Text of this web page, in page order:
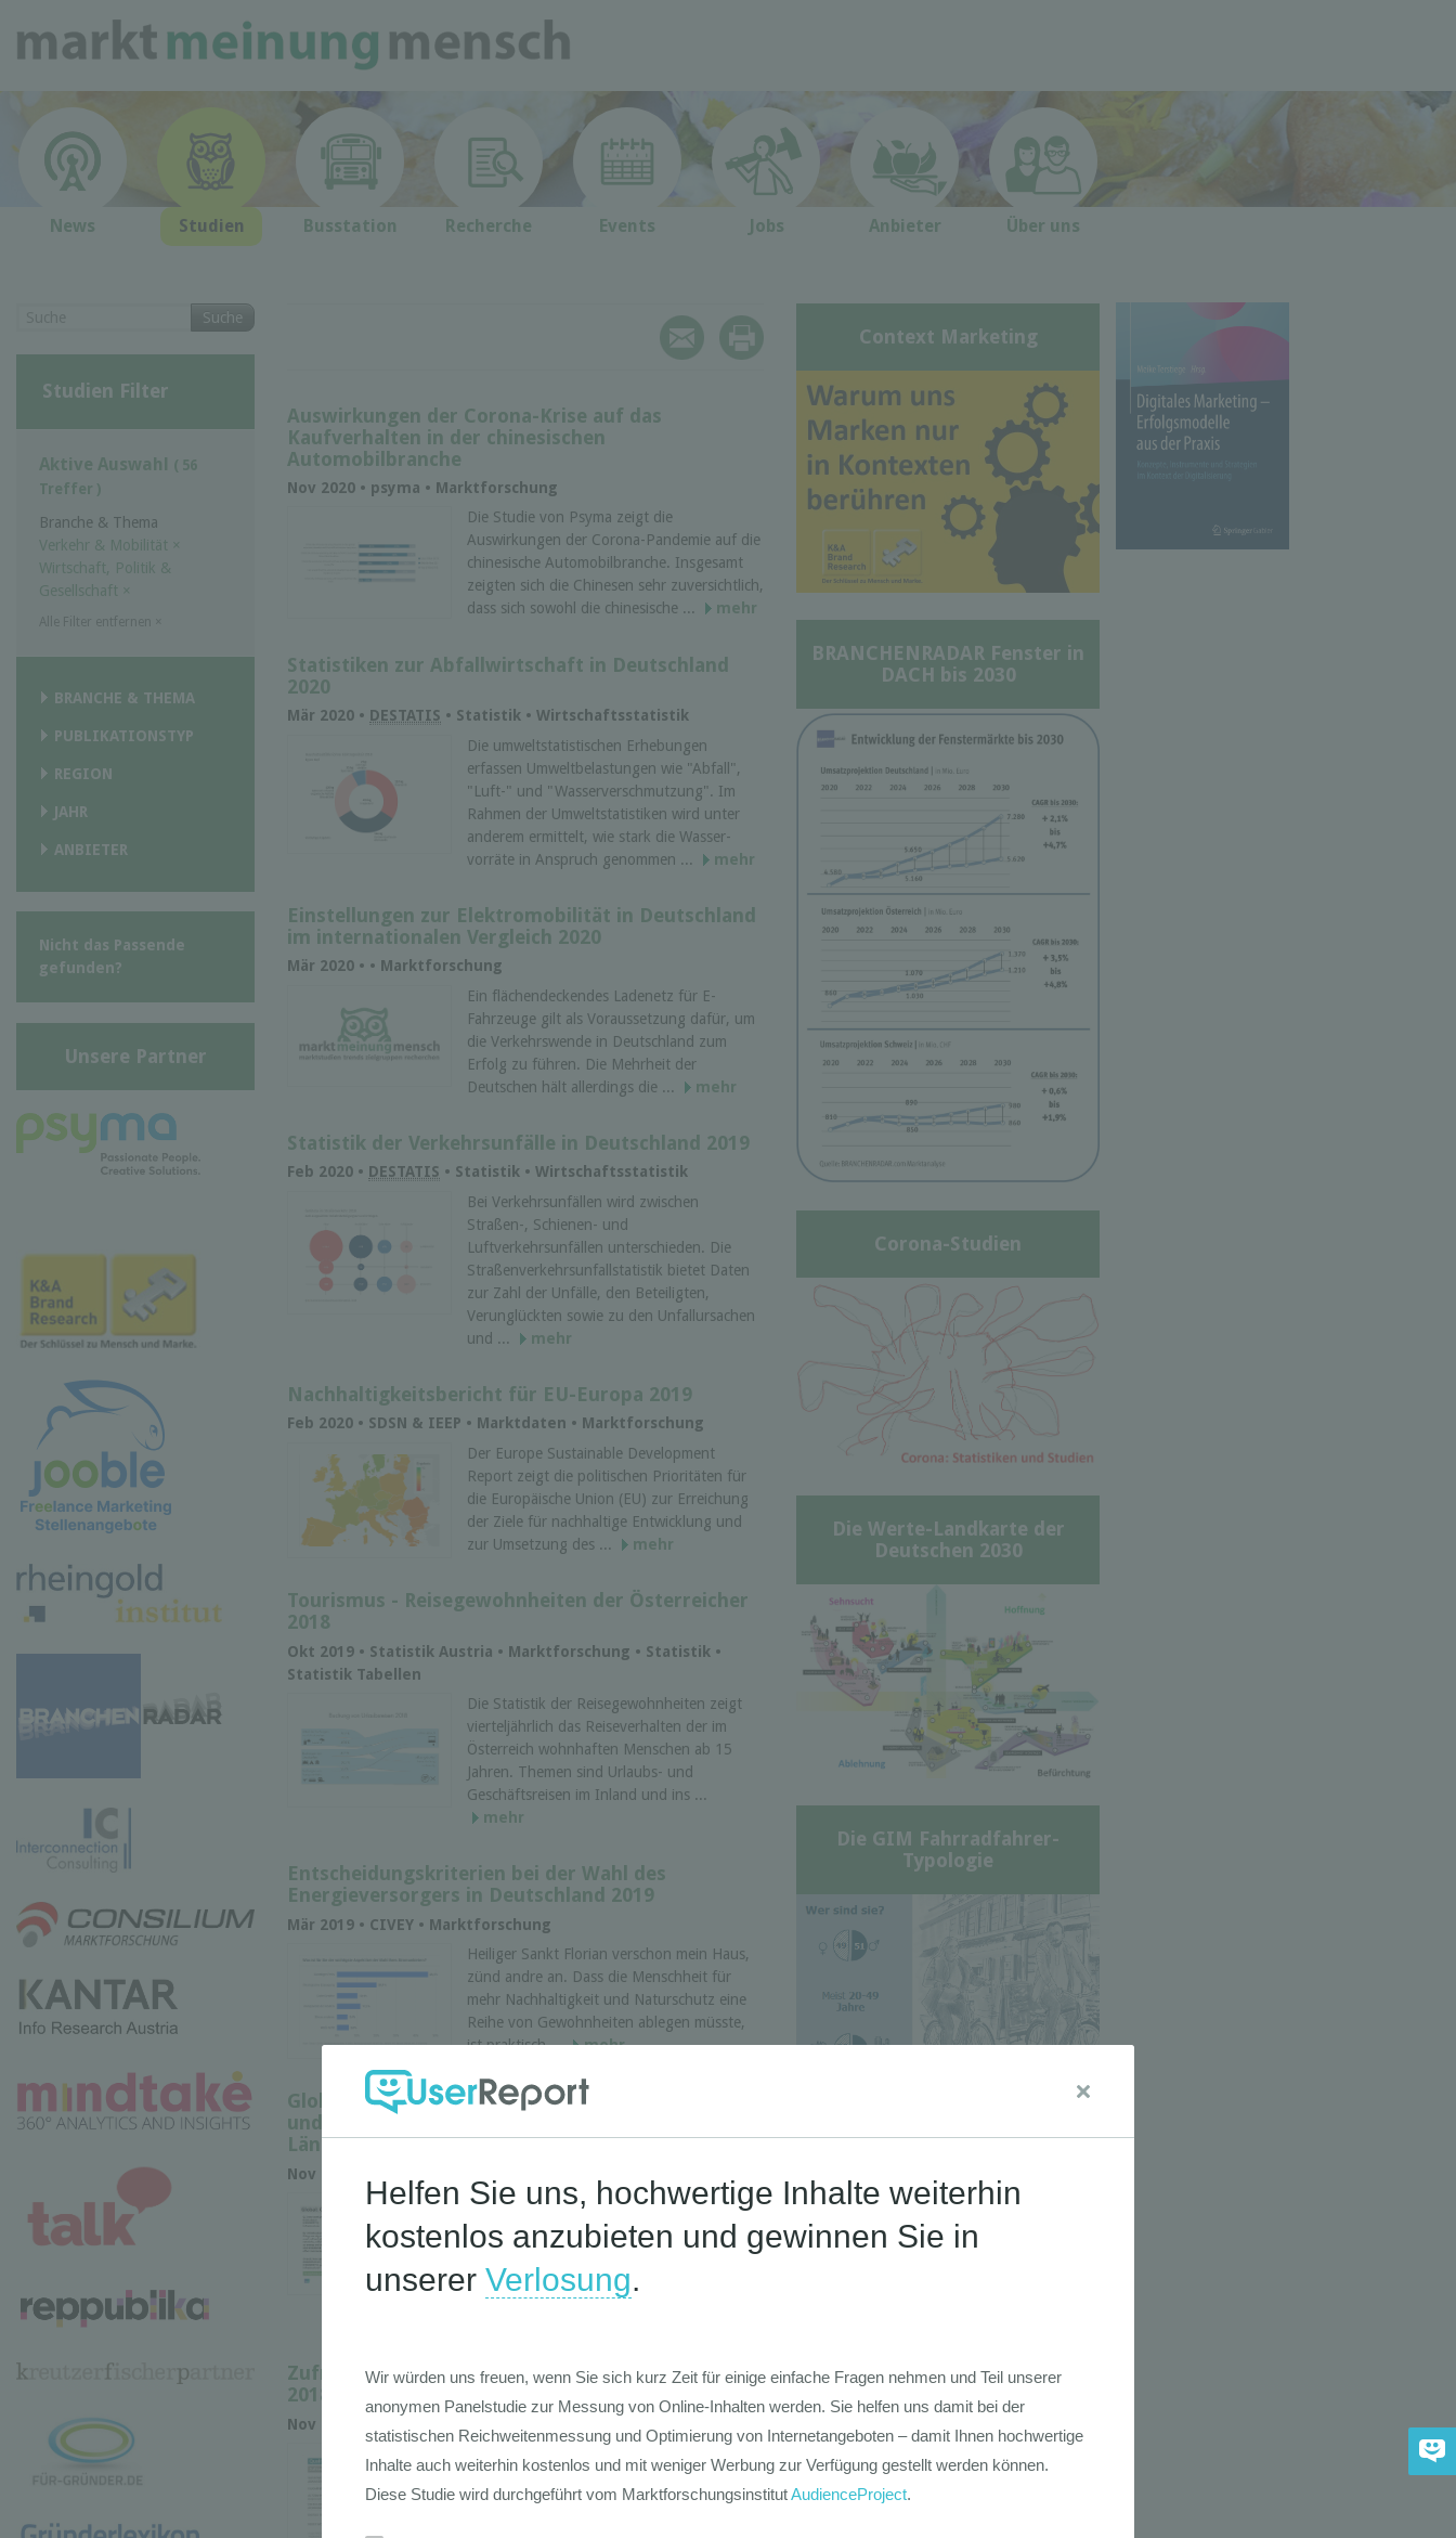
News Studien Busstation Recherche Events Jobs Anbieter Über uns
Auswirkungen der Corona-Krise auf das
Kaufverhalten in der chinesischen
Automobilbranche
Nov 2020 • psyma • Marktforschung
Die Studie von Psyma zeigt die
Auswirkungen der Corona-Pandemie auf die
chinesische Automobilbranche. Insgesamt
zeigten sich die Chinesen sehr zuversichtlich,
dass sich sowohl die chinesische ...
mehr
Statistiken zur Abfallwirtschaft in Deutschland
2020
Mär 2020 • DESTATIS • Statistik • Wirtschaftsstatistik
Die umweltstatistischen Erhebungen
erfassen Umwelt­belastungen wie "Abfall",
"Luft-" und "Wasser­verschmutzung". Im
Rahmen der Umwelt­statistiken wird unter
anderem ermittelt, wie stark die Wasser­
vorräte in Anspruch genommen ...
mehr
Einstellungen zur Elektromobilität in Deutschland
im internationalen Vergleich 2020
Mär 2020 • • Marktforschung
Ein flächendeckendes Ladenetz für E-
Fahrzeuge gilt als Voraussetzung dafür, um
die Verkehrswende in Deutschland zum
Erfolg zu führen. Die Mehrheit der
Deutschen hält allerdings die ...
mehr
Statistik der Verkehrsunfälle in Deutschland 2019
Feb 2020 • DESTATIS • Statistik • Wirtschaftsstatistik
Bei Verkehrsunfällen wird zwischen
Straßen-, Schienen- und
Luftverkehrsunfällen unterschieden. Die
Straßenverkehrsunfallstatistik bietet Daten
zur Zahl der Unfälle, den Beteiligten,
Verunglückten sowie zu den Unfallursachen
und ...
mehr
Nachhaltigkeitsbericht für EU-Europa 2019
Feb 2020 • SDSN & IEEP • Marktdaten • Marktforschung
Der Europe Sustainable Development
Report zeigt die politischen Prioritäten für
die Europäische Union (EU) zur Erreichung
der Ziele für nachhaltige Entwicklung und
zur Umsetzung des ...
mehr
Tourismus - Reisegewohnheiten der Österreicher
2018
Okt 2019 • Statistik Austria • Marktforschung • Statistik •
Statistik Tabellen
Die Statistik der Reisegewohnheiten zeigt
vierteljährlich das Reiseverhalten der im
Österreich wohnhaften Menschen ab 15
Jahren. Themen sind Urlaubs- und
Geschäftsreisen im Inland und ins ...
mehr
Entscheidungskriterien bei der Wahl des
Energieversorgers in Deutschland 2019
Mär 2019 • CIVEY • Marktforschung
Heiliger Sankt Florian verschon mein Haus,
zünd andre an. Dass die Menschheit für
mehr Nachhaltigkeit und Naturschutz eine
Reihe von Gewohnheiten ablegen müsste,
ist praktisch ...
mehr
Globaler Infrastruktur Index 2018 - Zufriedenheit
und Anforderungen an die Infrastruktur in 29
Ländern
Nov 2018 •
Die Studie von Ipsos in Kooperation mit der
Global Infrastructure Investor Association
(GIIA) zeigt die Zufriedenheit mit
Infrastruktur (Flughafen, Breitband, Wasser,
Straßen, Energie, Wohnbau, Bahn ...
Zufriedenheit der Deutschen mit Infrastruktur
2018
Nov 2018 •
Global Infrastructure Investor Association
(GIIA) zeigt die Zufriedenheit der Deutschen
Suche
Studien Filter
Aktive Auswahl ( 56
Treffer )
Branche & Thema
Verkehr & Mobilität ×
Wirtschaft, Politik &
Gesellschaft ×
BRANCHE & THEMA
PUBLIKATIONSTYP
REGION
JAHR
ANBIETER
Nicht das Passende
gefunden?
Unsere Partner
Context Marketing
BRANCHENRADAR Fenster in
DACH bis 2030
Corona-Studien
Die Werte-Landkarte der
Deutschen 2030
Die GIM Fahrradfahrer-
Typologie
Pro und Contra E-Bikes